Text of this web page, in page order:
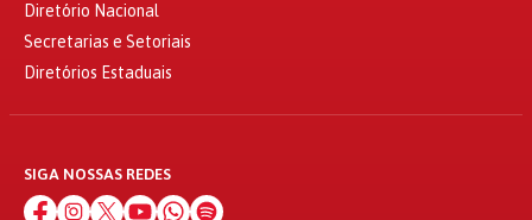
Diretório Nacional
Secretarias e Setoriais
Diretórios Estaduais
SIGA NOSSAS REDES